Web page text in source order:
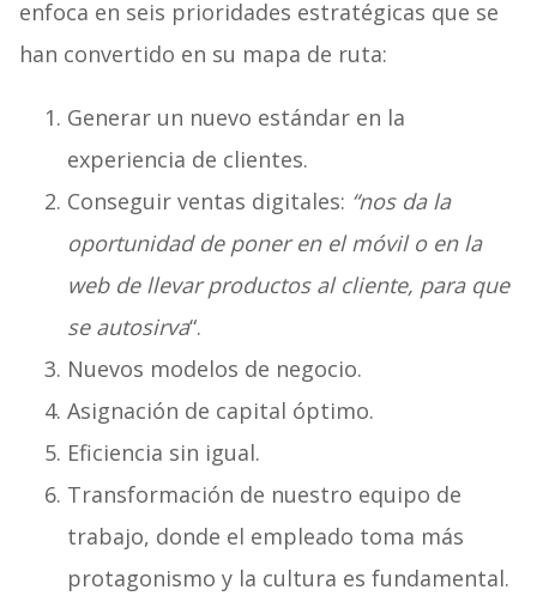
enfoca en seis prioridades estratégicas que se
han convertido en su mapa de ruta:
Generar un nuevo estándar en la
experiencia de clientes.
Conseguir ventas digitales: “nos da la
oportunidad de poner en el móvil o en la
web de llevar productos al cliente, para que
se autosirva“.
Nuevos modelos de negocio.
Asignación de capital óptimo.
Eficiencia sin igual.
Transformación de nuestro equipo de
trabajo, donde el empleado toma más
protagonismo y la cultura es fundamental.